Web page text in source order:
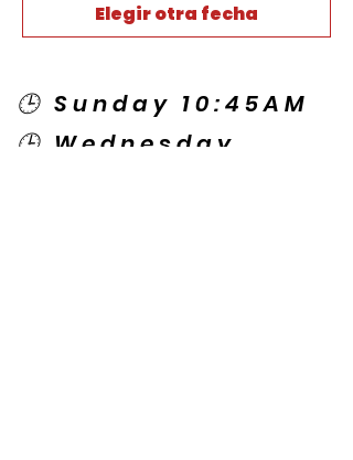
Elegir otra fecha
🕒 Sunday 10:45AM
🕒 Wednesday